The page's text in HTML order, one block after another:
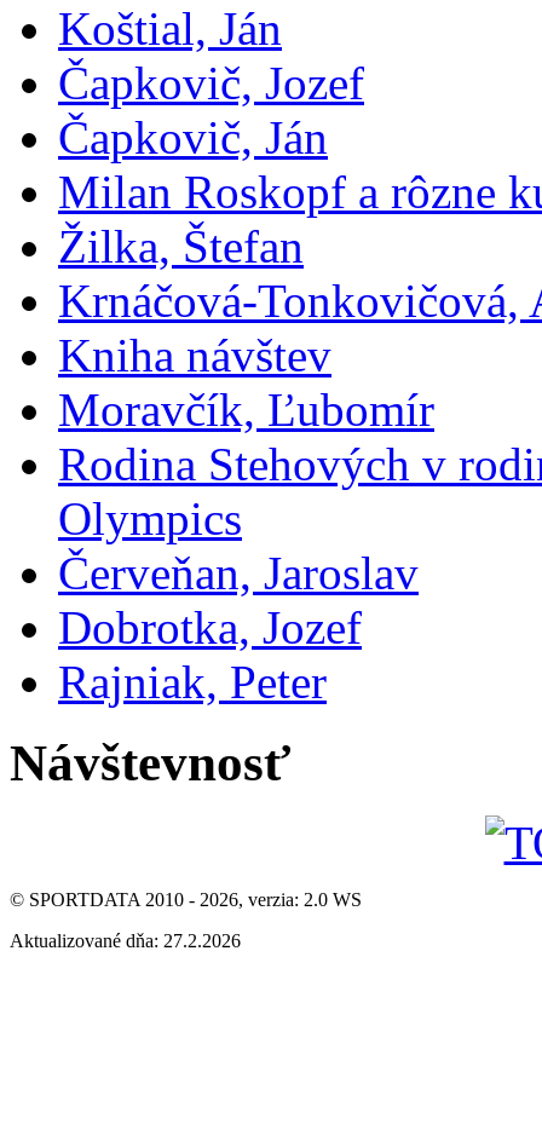
Koštial, Ján
Čapkovič, Jozef
Čapkovič, Ján
Milan Roskopf a rôzne
Žilka, Štefan
Krnáčová-Tonkovičová,
Kniha návštev
Moravčík, Ľubomír
Rodina Stehových v
Olympics
Červeňan, Jaroslav
Dobrotka, Jozef
Rajniak, Peter
Návštevnosť
© SPORTDATA 2010 - 2026, verzia: 2.0 WS
Aktualizované dňa: 27.2.2026